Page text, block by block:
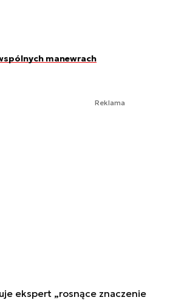
manewrach
Reklama
ekspert „rosnące znaczenie